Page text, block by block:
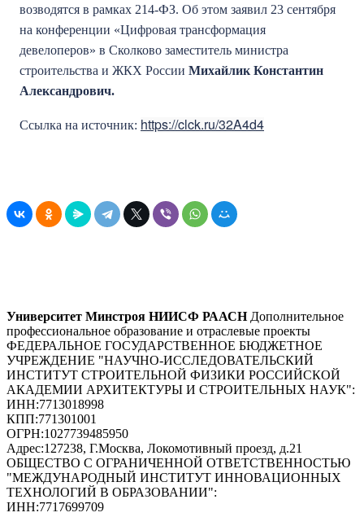
возводятся в рамках 214-ФЗ. Об этом заявил 23 сентября
на конференции «Цифровая трансформация
девелоперов» в Сколково заместитель министра
строительства и ЖКХ России Михайлик Константин
Александрович.
Ссылка на источник: https://clck.ru/32A4d4
Университет Минстроя НИИСФ РААСН Дополнительное
профессиональное образование и отраслевые проекты
ФЕДЕРАЛЬНОЕ ГОСУДАРСТВЕННОЕ БЮДЖЕТНОЕ
УЧРЕЖДЕНИЕ "НАУЧНО-ИССЛЕДОВАТЕЛЬСКИЙ
ИНСТИТУТ СТРОИТЕЛЬНОЙ ФИЗИКИ РОССИЙСКОЙ
АКАДЕМИИ АРХИТЕКТУРЫ И СТРОИТЕЛЬНЫХ НАУК":
ИНН:7713018998
КПП:771301001
ОГРН:1027739485950
Адрес:127238, Г.Москва, Локомотивный проезд, д.21
ОБЩЕСТВО С ОГРАНИЧЕННОЙ ОТВЕТСТВЕННОСТЬЮ
"МЕЖДУНАРОДНЫЙ ИНСТИТУТ ИННОВАЦИОННЫХ
ТЕХНОЛОГИЙ В ОБРАЗОВАНИИ":
ИНН:7717699709